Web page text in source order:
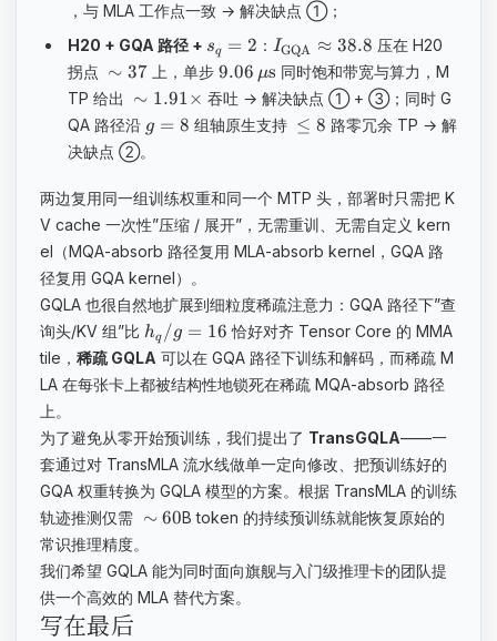
，与 MLA 工作点一致 → 解决缺点 ①；
H20 + GQA 路径 + sq = 2 ： IGQA ≈ 38.8 压在 H20
拐点 ∼ 37上，单步 ​9.06 μs 同时饱和带宽与算力，M
TP 给出
∼ 1.91× 吞吐 → 解决缺点 ① + ③；同时 G
QA 路径沿 g = 8 组轴原生支持 ≤ 8 路零冗余 TP → 解
决缺点 ②。
两边复用同一组训练权重和同一个 MTP 头，部署时只需把 K
V cache 一次性”压缩 / 展开”，无需重训、无需自定义 kern
el（MQA-absorb 路径复用 MLA-absorb kernel，GQA 路
径复用 GQA kernel）。
GQLA 也很自然地扩展到细粒度稀疏注意力：GQA 路径下”查
询头/KV 组”比 hq /g = 16 恰好对齐 Tensor Core 的 MMA
tile， 稀疏 GQLA 可以在 GQA 路径下训练和解码，而稀疏 M
LA 在每张卡上都被结构性地锁死在稀疏 MQA-absorb 路径
上。
为了避免从零开始预训练，我们提出了 TransGQLA——一
套通过对 TransMLA 流水线做单一定向修改、把预训练好的
GQA 权重转换为 GQLA 模型的方案。根据 TransMLA 的训练
轨迹推测仅需 ∼ 60B token 的持续预训练就能恢复原始的
常识推理精度。
我们希望 GQLA 能为同时面向旗舰与入门级推理卡的团队提
供一个高效的 MLA 替代方案。
写在最后